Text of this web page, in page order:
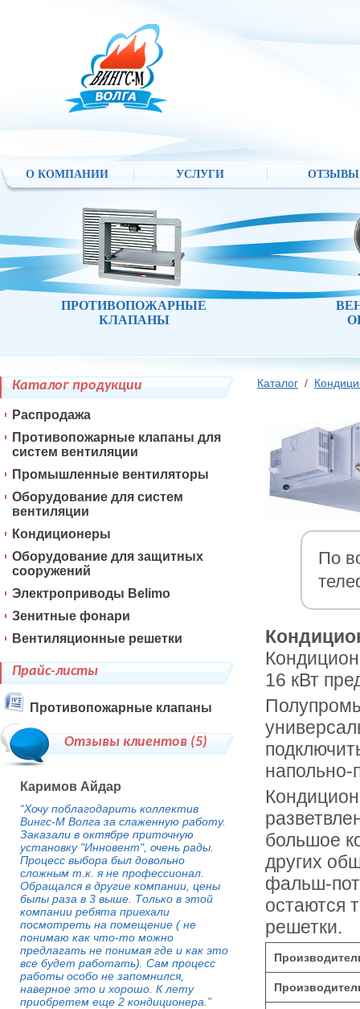
О КОМПАНИИ УСЛУГИ ОТЗЫВЫ
ПРОТИВОПОЖАРНЫЕ
КЛАПАНЫ
Каталог /
По
16 кВт
напольно-
большое
других
фальш-
остаются
решетки.
Каталог продукции
Распродажа
Противопожарные клапаны для
систем вентиляции
Промышленные вентиляторы
Оборудование для систем
вентиляции
Кондиционеры
Оборудование для защитных
сооружений
Электроприводы Belimo
Зенитные фонари
Вентиляционные решетки
Прайс-листы
Противопожарные клапаны
Отзывы клиентов (5)
Каримов Айдар
“Хочу поблагодарить коллектив
Вингс-М Волга за слаженную работу.
Заказали в октябре приточную
установку "Инновент", очень рады.
Процесс выбора был довольно
сложным т.к. я не профессионал.
Обращался в другие компании, цены
былы раза в 3 выше. Только в этой
компании ребята приехали
посмотреть на помещение ( не
понимаю как что-то можно
предлагать не понимая где и как это
все будет работать). Сам процесс
работы особо не запомнился,
наверное это и хорошо. К лету
приобретем еще 2 кондиционера.”